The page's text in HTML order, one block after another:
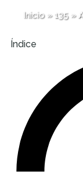
Inicio» 135»
Índice